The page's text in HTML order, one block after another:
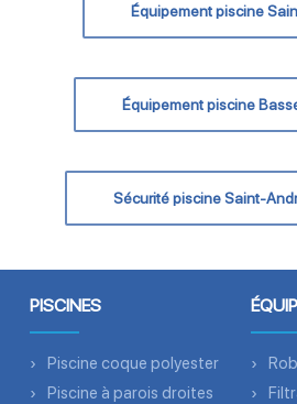
Équipement piscine
Équipement piscine
Sécurité piscine Saint-
PISCINES
Piscine coque polyester
Piscine à parois droites